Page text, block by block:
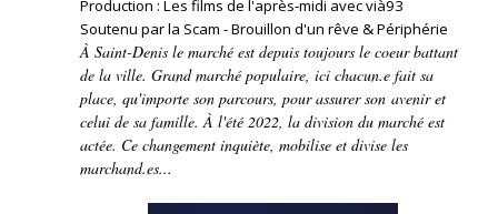
Production : Les films de l'après-midi avec vià93
Soutenu par la Scam - Brouillon d'un rêve & Périphérie
À Saint-Denis le marché est depuis toujours le coeur battant
de la ville. Grand marché populaire, ici chacun.e fait sa
place, qu'importe son parcours, pour assurer son avenir et
celui de sa famille. À l'été 2022, la division du marché est
actée. Ce changement inquiète, mobilise et divise les
marchand.es...